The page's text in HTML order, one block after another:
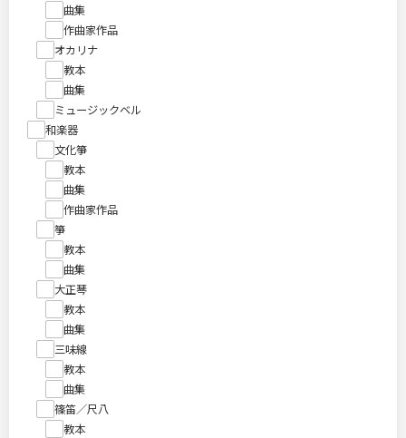
曲集
作曲家作品
オカリナ
教本
曲集
ミュージックベル
和楽器
文化箏
教本
曲集
作曲家作品
箏
教本
曲集
大正琴
教本
曲集
三味線
教本
曲集
篠笛／尺八
教本